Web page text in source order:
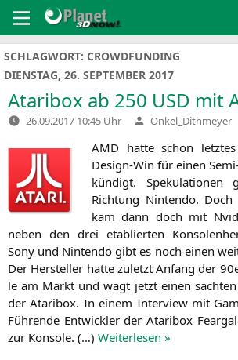
Inhalt
springen
SCHLAGWORT: CROWDFUNDING
DIENSTAG, 26. SEPTEMBER 2017
Ataribox ab 250 USD mit
26.09.2017 10:45 Uhr Verfasst
von
Onkel_Dithmeyer
AMD hat­te schon
Design-Win für einen
kün­digt. Spe­ku­la­tio­nen
Rich­tung Nin­ten­do. Doch
kam dann doch mit
neben den drei eta­blier­ten
Sony und Nin­ten­do gibt es noch einen
Der Her­stel­ler hat­te zuletzt Anfang der
le am Markt und wagt jetzt einen
der Ata­ri­box. In einem Inter­view mit
Füh­ren­de Ent­wick­ler der Ata­ri­box
zur Kon­so­le. (…) Wei­ter­le­sen »